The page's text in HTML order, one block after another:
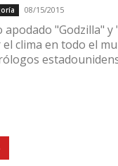
08/15/2015
apodado "Godzilla"
clima en todo el